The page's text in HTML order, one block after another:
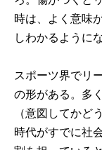
時は、よく意味
しわかるように
スポーツ界でリ
の形がある。多
（意図してかど
時代がすでに社